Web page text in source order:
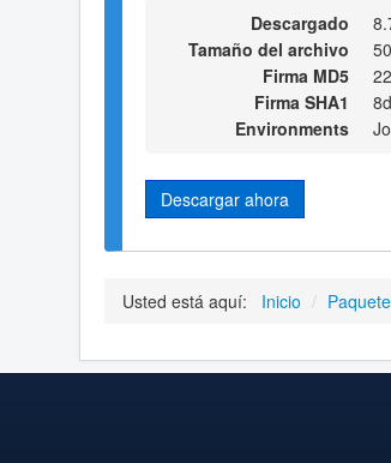
Descargado
Tamaño del archivo
Firma MD5
Firma SHA1
Environments
Descargar ahora
Usted está aquí: Inicio /